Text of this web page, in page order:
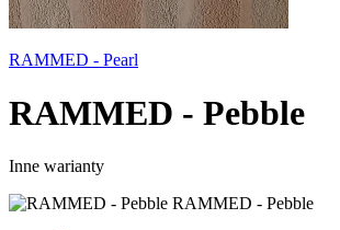
RAMMED - Pearl
RAMMED - Pebble
Inne warianty
RAMMED - Pebble